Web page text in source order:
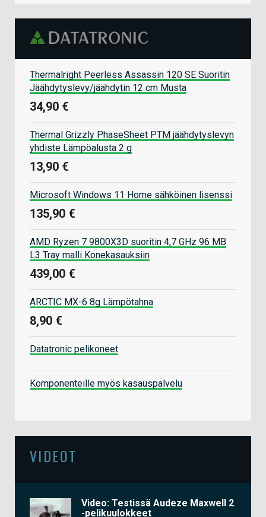
Thermalright Peerless Assassin 120 SE Suoritin
Jäähdytyslevy/jäähdytin 12 cm Musta
34,90 €
Thermal Grizzly PhaseSheet PTM jäähdytyslevyn
yhdiste Lämpöalusta 2 g
13,90 €
Microsoft Windows 11 Home sähköinen lisenssi
135,90 €
AMD Ryzen 7 9800X3D suoritin 4,7 GHz 96 MB
L3 Tray malli Konekasauksiin
439,00 €
ARCTIC MX-6 8g Lämpötahna
8,90 €
Datatronic pelikoneet
Komponenteille myös kasauspalvelu
VIDEOT
Video: Testissä Audeze Maxwell 2
-pelikuulokkeet